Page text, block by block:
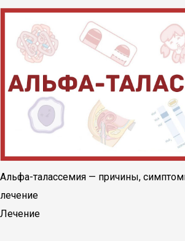
Альфа-талассемия — причины,
лечение
Лечение